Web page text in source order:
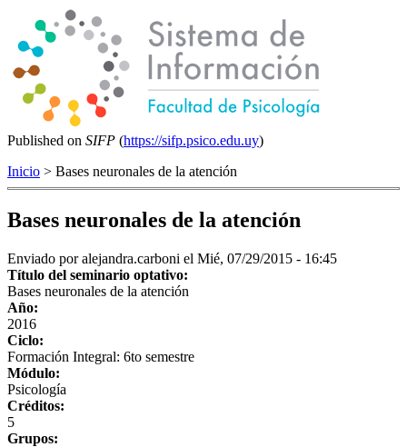
Published on SIFP (https://sifp.psico.edu.uy)
Inicio > Bases neuronales de la atención
Bases neuronales de la atención
Enviado poralejandra.carboni el Mié, 07/29/2015 - 16:45
Título del seminario optativo:
Bases neuronales de la atención
Año:
2016
Ciclo:
Formación Integral: 6to semestre
Módulo:
Psicología
Créditos:
5
Grupos: